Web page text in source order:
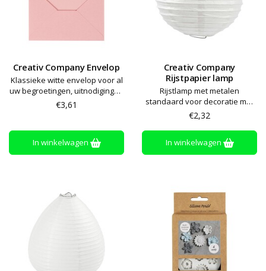
Creativ Company Envelop
Klassieke witte envelop voor al
uw begroetingen, uitnodigingen
en felicitaties
€3,61
In winkelwagen
Creativ Company
Rijstpapier lamp
Rijstlamp met metalen
standaard voor decoratie met
Plus Color hobbyverf, viltstift,
decoupage etc.
€2,32
In winkelwagen